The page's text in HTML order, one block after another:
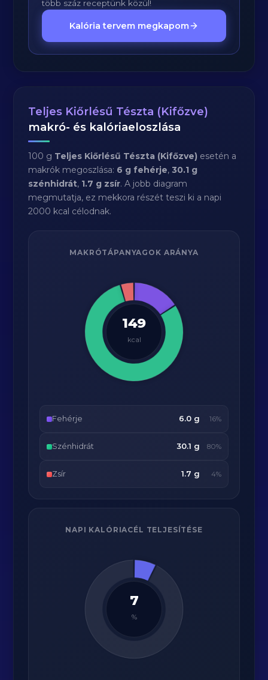
több száz receptünk közül!
Kalória tervem megkapom
Teljes Kiőrlésű Tészta (Kifőzve)
makró- és kalóriaeloszlása
100 g Teljes Kiőrlésű Tészta (Kifőzve) esetén a
makrók megoszlása: 6 g fehérje,30.1 g
szénhidrát, 1.7 g zsír. A jobb diagram
megmutatja, ez mekkora részét teszi ki a napi
2000 kcal célodnak.
MAKRÓTÁPANYAGOK ARÁNYA
149
kcal
Fehérje 6.0 g 16%
Szénhidrát 30.1 g 80%
Zsír 1.7 g 4%
NAPI KALÓRIACÉL TELJESÍTÉSE
7
%